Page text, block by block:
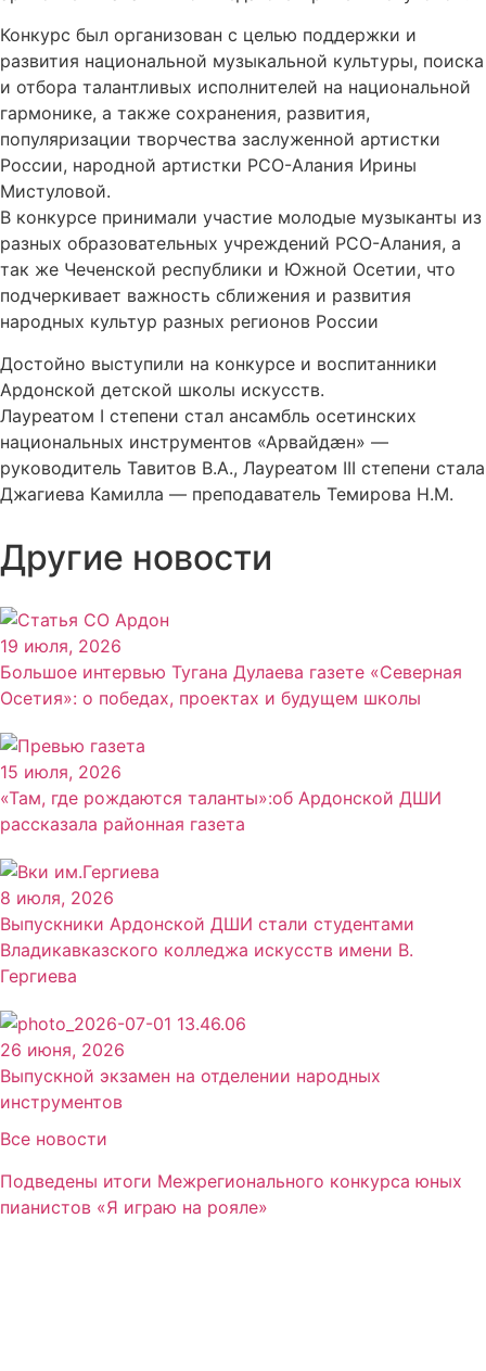
Конкурс был организован с целью поддержки и
развития национальной музыкальной культуры, поиска
и отбора талантливых исполнителей на национальной
гармонике, а также сохранения, развития,
популяризации творчества заслуженной артистки
России, народной артистки РСО-Алания Ирины
Мистуловой.
В конкурсе принимали участие молодые музыканты из
разных образовательных учреждений РСО-Алания, а
так же Чеченской республики и Южной Осетии, что
подчеркивает важность сближения и развития
народных культур разных регионов России
Достойно выступили на конкурсе и воспитанники
Ардонской детской школы искусств.
Лауреатом I степени стал ансамбль осетинских
национальных инструментов «Арвайдӕн» —
руководитель Тавитов В.А., Лауреатом III степени стала
Джагиева Камилла — преподаватель Темирова Н.М.
Другие новости
19 июля, 2026
Большое интервью Тугана Дулаева газете «Северная
Осетия»: о победах, проектах и будущем школы
15 июля, 2026
«Там, где рождаются таланты»:об Ардонской ДШИ
рассказала районная газета
8 июля, 2026
Выпускники Ардонской ДШИ стали студентами
Владикавказского колледжа искусств имени В.
Гергиева
26 июня, 2026
Выпускной экзамен на отделении народных
инструментов
Все новости
Подведены итоги Межрегионального конкурса юных
пианистов «Я играю на рояле»